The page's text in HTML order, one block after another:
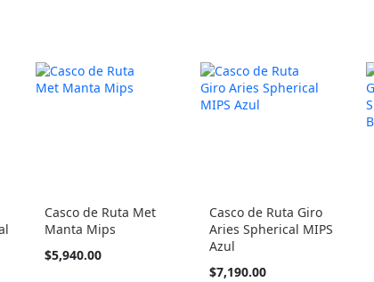
Casco de Ruta Met
Manta Mips
Tan
$5,940.00
Casco de Ruta Giro
Aries Spherical MIPS
Azul
$7,190.00